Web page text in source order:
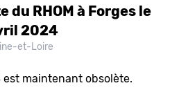
du RHOM à Forges le
2024
et-Loire
maintenant obsolète.